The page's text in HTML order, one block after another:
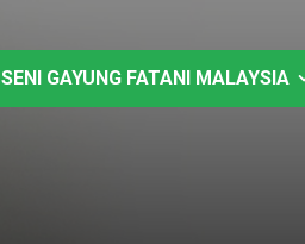
SENI GAYUNG FATANI MALAYSIA